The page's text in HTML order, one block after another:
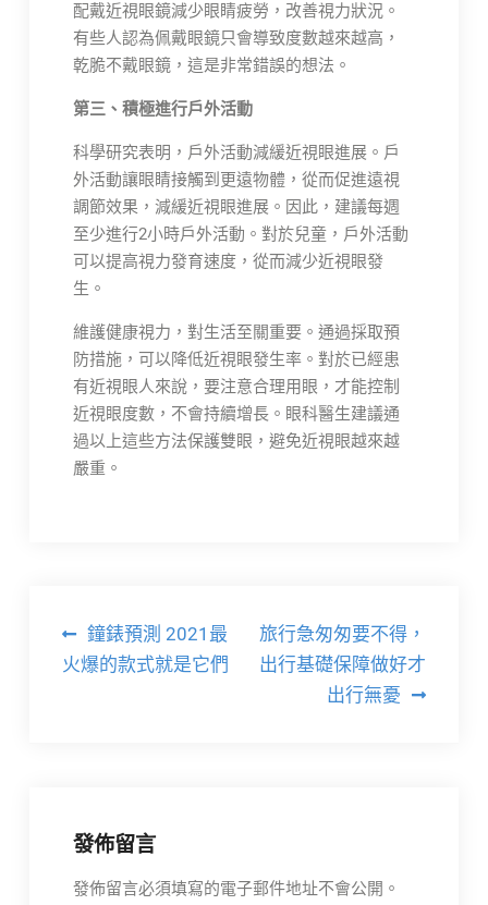
配戴近視眼鏡減少眼睛疲勞，改善視力狀況。
有些人認為佩戴眼鏡只會導致度數越來越高，
乾脆不戴眼鏡，這是非常錯誤的想法。
第三、積極進行戶外活動
科學研究表明，戶外活動減緩近視眼進展。戶
外活動讓眼睛接觸到更遠物體，從而促進遠視
調節效果，減緩近視眼進展。因此，建議每週
至少進行2小時戶外活動。對於兒童，戶外活動
可以提高視力發育速度，從而減少近視眼發
生。
維護健康視力，對生活至關重要。通過採取預
防措施，可以降低近視眼發生率。對於已經患
有近視眼人來說，要注意合理用眼，才能控制
近視眼度數，不會持續增長。眼科醫生建議通
過以上這些方法保護雙眼，避免近視眼越來越
嚴重。
文
章
鐘錶預測 2021最
火爆的款式就是它們
旅行急匆匆要不得，
出行基礎保障做好才
出行無憂
發佈留言
發佈留言必須填寫的電子郵件地址不會公開。